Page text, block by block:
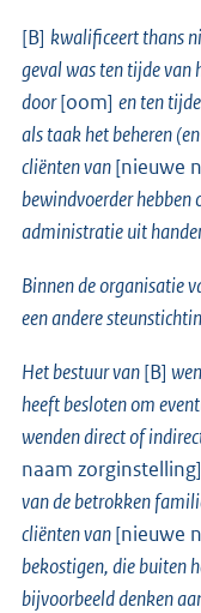
[B] kwalificeert thans
geval was ten tijde van
door[oom] en ten
als taak het beheren
cliënten van[nieuwe
bewindvoerder hebben
administratie uit
Binnen de organisatie
een andere
Het bestuur van[B]
heeft besloten om
wenden direct of
naam zorginstelling]
van de betrokken
cliënten van[nieuwe
bekostigen, die buiten
bijvoorbeeld denken